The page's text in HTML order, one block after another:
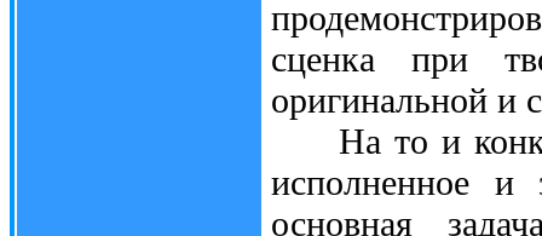
сценка при
оригинальной и
На то и
исполненное и
основная